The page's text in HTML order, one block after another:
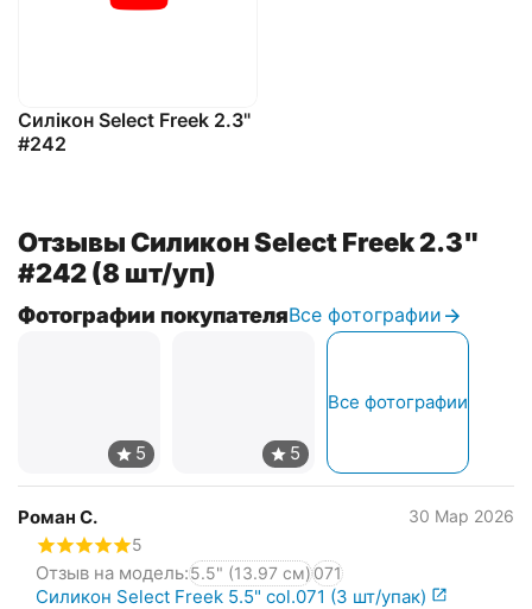
Силікон Select Freek 2.3"
#242
Отзывы Силикон Select Freek 2.3"
#242 (8 шт/уп)
Фотографии покупателяВсе фотографии
Все фотографии
Роман С.
30 Мар 2026
5
Отзыв на модель:5.5" (13.97 см)071
Силикон Select Freek 5.5" col.071 (3 шт/упак)